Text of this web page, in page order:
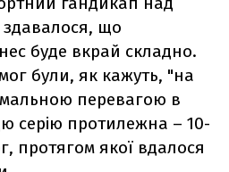
здавалося, що
буде вкрай складно.
були, як кажуть, "на
перевагою в
серію протилежна – 10-
протягом якої вдалося